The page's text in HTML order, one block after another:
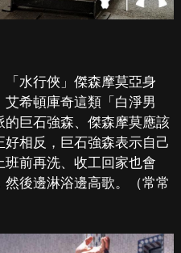
水行俠」傑森摩莫亞身
艾希頓庫奇這類「白淨男
巨石強森、傑森摩莫應該
相反，巨石強森表示自己
班前再洗、收工回家也會
後邊淋浴邊高歌。（常常